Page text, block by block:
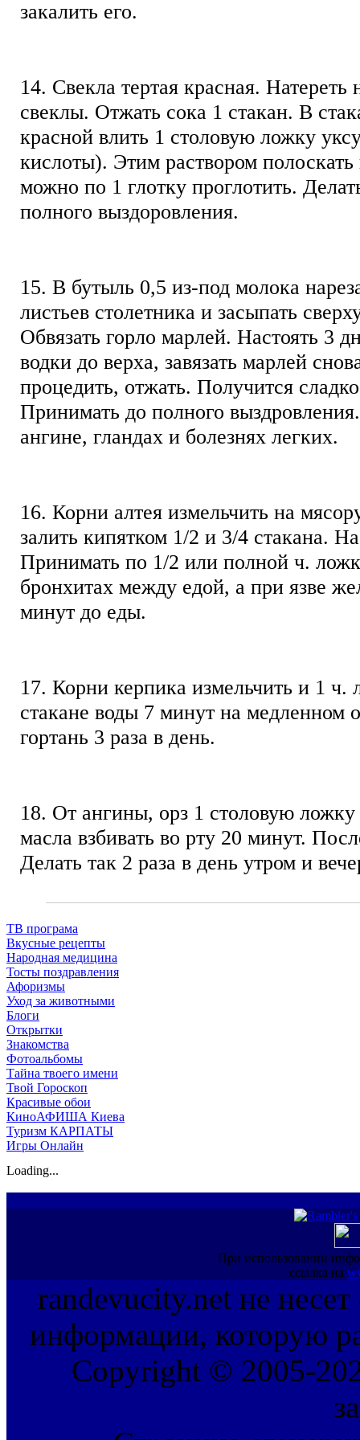
закалить его.
14. Свекла тертая красная. Натереть
свеклы. Отжать сока 1 стакан. В
красной влить 1 столовую ложку
кислоты). Этим раствором полоскать
можно по 1 глотку проглотить.
полного выздоровления.
15. В бутыль 0,5 из-под молока
листьев столетника и засыпать
Обвязать горло марлей. Настоять 3
водки до верха, завязать марлей
процедить, отжать. Получится
Принимать до полного
ангине, гландах и болезнях легких.
16. Корни алтея измельчить на
залить кипятком 1/2 и 3/4 стакана.
Принимать по 1/2 или полной ч.
бронхитах между едой, а при язве
минут до еды.
17. Корни керпика измельчить и 1 ч.
стакане воды 7 минут на медленном
гортань 3 раза в день.
18. От ангины, орз 1 столовую ложку
масла взбивать во рту 20 минут.
Делать так 2 раза в день утром и
ТВ програма
Вкусные рецепты
Народная медицина
Тосты поздравления
Афоризмы
Уход за животными
Блоги
Открытки
Знакомства
Фотоальбомы
Тайна твоего имени
Твой Гороскоп
Красивые обои
КиноАФИША Киева
Туризм КАРПАТЫ
Игры Онлайн
Loading...
При использовании
ссылка на
randevucity.net не несет
информации, которую
Copyright © 2005-